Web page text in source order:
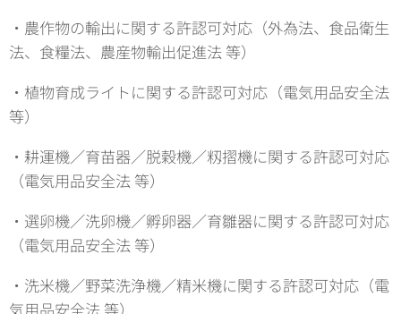
・農作物の輸出に関する許認可対応（外為法、食品衛生
法、食糧法、農産物輸出促進法 等）
・植物育成ライトに関する許認可対応（電気用品安全法
等）
・耕運機／育苗器／脱穀機／籾摺機に関する許認可対応
（電気用品安全法 等）
・選卵機／洗卵機／孵卵器／育雛器に関する許認可対応
（電気用品安全法 等）
・洗米機／野菜洗浄機／精米機に関する許認可対応（電
気用品安全法 等）